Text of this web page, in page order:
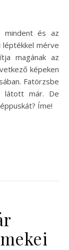
mérve
magának az
képeken
Fatörzsbe
látott már. De
Íme!